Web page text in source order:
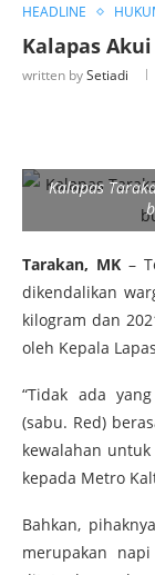
HEADLINE
Kalapas
written bySetiadi
Kalapas
Tarakan, MK –
dikendalikan
kilogram dan
oleh Kepala
“Tidak ada
(sabu. Red)
kewalahan
kepada Metro
Bahkan,
merupakan